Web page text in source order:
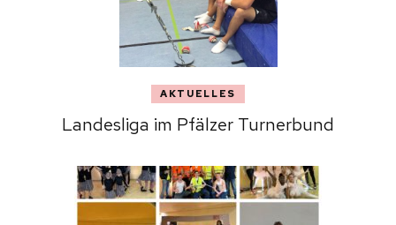
AKTUELLES
Landesliga im Pfälzer Turnerbund